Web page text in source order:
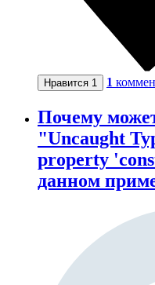
Нравится 1 1
Почему
"Uncaught
property
данном